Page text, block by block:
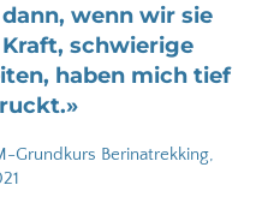
wenn wir sie
schwierige
haben mich tief
Grundkurs Berinatrekking,